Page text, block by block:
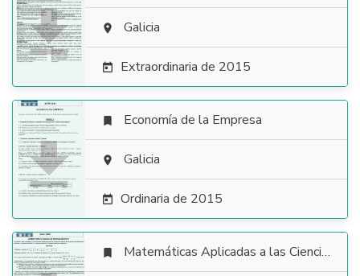
  Galicia
 Extraordinaria de 2015

 Economía de la Empresa
 Galicia
 Ordinaria de 2015
 Matemáticas Aplicadas a las Ciencias Sociales